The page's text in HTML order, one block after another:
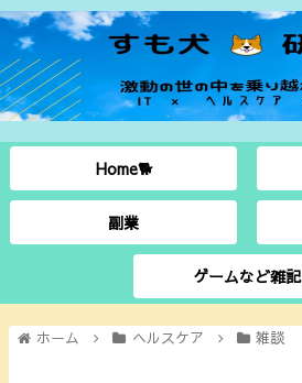
Home🐕
副業
ゲームなど雑記
ホーム ヘルスケア 雑談